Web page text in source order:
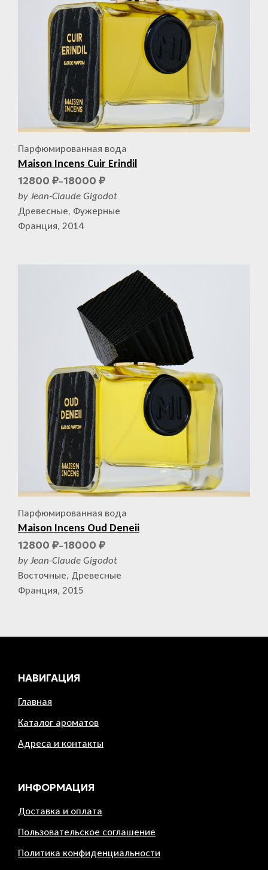
Парфюмированная вода
Maison Incens Cuir Erindil
12800 ₽–18000 ₽
by Jean-Claude Gigodot
Древесные, Фужерные
Франция, 2014
Парфюмированная вода
Maison Incens Oud Deneii
12800 ₽–18000 ₽
by Jean-Claude Gigodot
Восточные, Древесные
Франция, 2015
НАВИГАЦИЯ
Главная
Каталог ароматов
Адреса и контакты
ИНФОРМАЦИЯ
Доставка и оплата
Пользовательское соглашение
Политика конфиденциальности